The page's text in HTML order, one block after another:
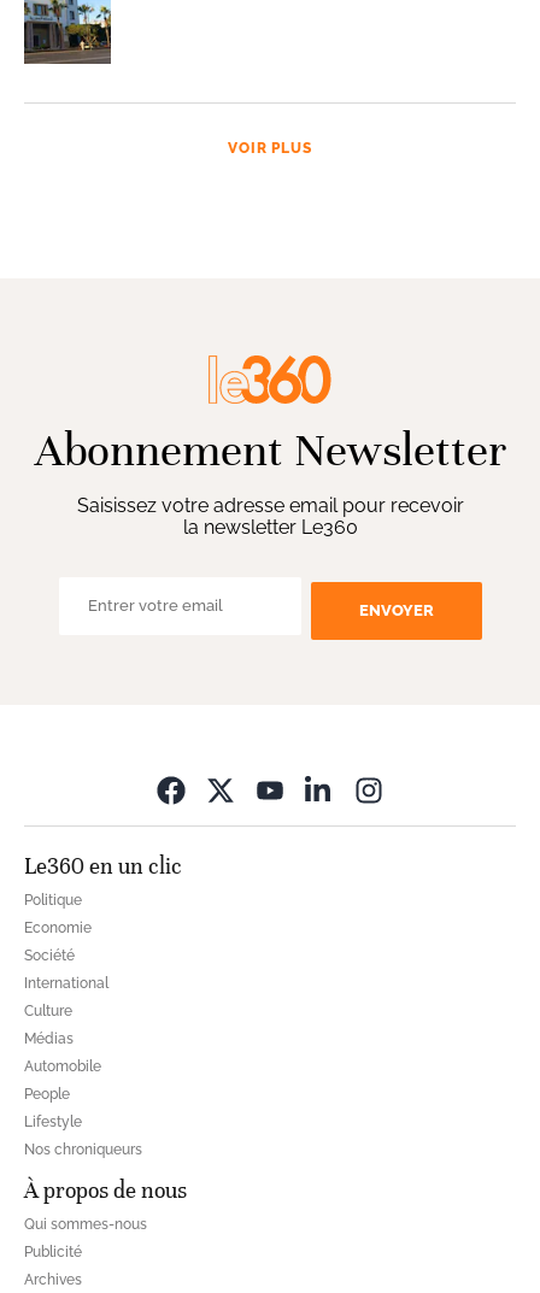
VOIR PLUS
Abonnement Newsletter
Saisissez votre adresse email pour recevoir
la newsletter Le360
ENVOYER
Le360 en un clic
Politique
Economie
Société
International
Culture
Médias
Automobile
People
Lifestyle
Nos chroniqueurs
À propos de nous
Qui sommes-nous
Publicité
Archives